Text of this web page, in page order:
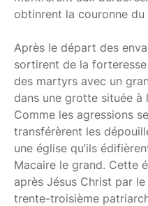
obtinrent la couronne du
Après le départ des
sortirent de la
des martyrs avec un
dans une grotte située à
Comme les agressions
transférèrent les
une église qu’ils
Macaire le grand. Cette
après Jésus Christ par
trente-troisième